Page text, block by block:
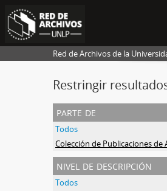
Red de Archivos de la
Restringir
parte de
Todos
nivel de descripción
Todos